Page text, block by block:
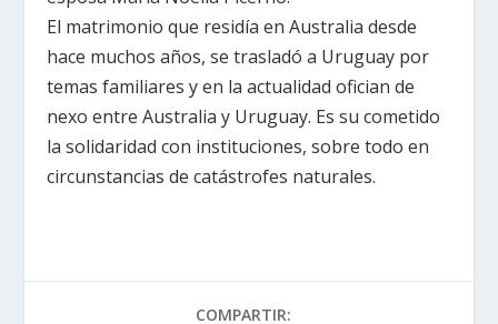
El matrimonio que residía en Australia desde
hace muchos años, se trasladó a Uruguay por
temas familiares y en la actualidad ofician de
nexo entre Australia y Uruguay. Es su cometido
la solidaridad con instituciones, sobre todo en
circunstancias de catástrofes naturales.
COMPARTIR: